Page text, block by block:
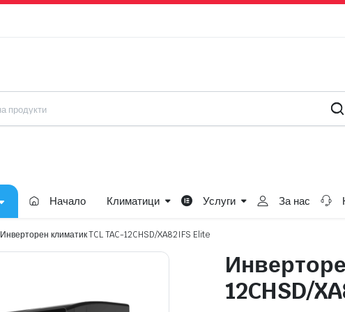
Начало Климатици Услуги За нас
Инверторен климатик TCL TAC-12CHSD/XA82IFS Elite
12CHSD/